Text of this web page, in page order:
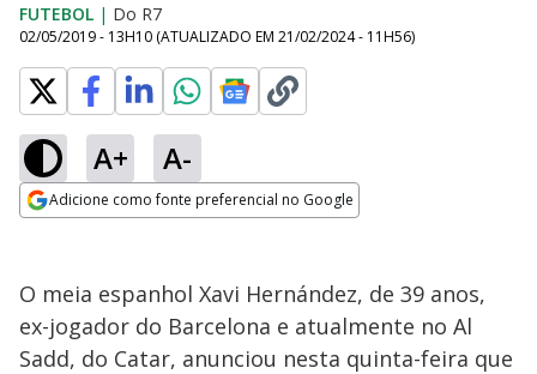
FUTEBOL | Do R7
02/05/2019 - 13H10 (ATUALIZADO EM 21/02/2024 - 11H56)
A+ A-
Adicione como fonte preferencial no Google
O meia espanhol Xavi Hernández, de 39 anos,
ex-jogador do Barcelona e atualmente no Al
Sadd, do Catar, anunciou nesta quinta-feira que